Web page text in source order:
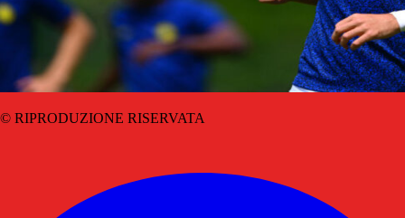
© RIPRODUZIONE RISERVATA